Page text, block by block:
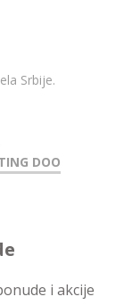
Srbije.
DOO
i akcije